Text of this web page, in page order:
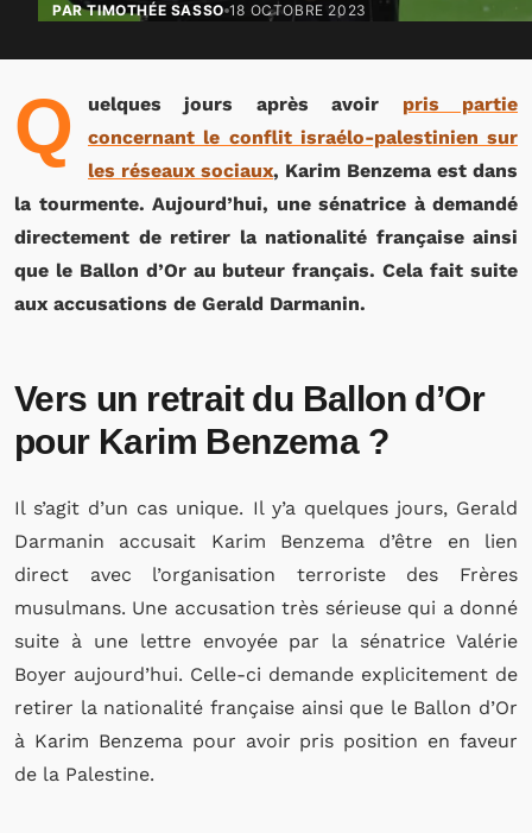
PAR TIMOTHÉE SASSO 18 OCTOBRE 2023
Q uelques jours après avoir pris partie
concernant le conflit israélo-palestinien sur
les réseaux sociaux, Karim Benzema est dans
la tourmente. Aujourd’hui, une sénatrice à demandé
directement de retirer la nationalité française ainsi
que le Ballon d’Or au buteur français. Cela fait suite
aux accusations de Gerald Darmanin.
Vers un retrait du Ballon d’Or
pour Karim Benzema ?
Il s’agit d’un cas unique. Il y’a quelques jours, Gerald
Darmanin accusait Karim Benzema d’être en lien
direct avec l’organisation terroriste des Frères
musulmans. Une accusation très sérieuse qui a donné
suite à une lettre envoyée par la sénatrice Valérie
Boyer aujourd’hui. Celle-ci demande explicitement de
retirer la nationalité française ainsi que le Ballon d’Or
à Karim Benzema pour avoir pris position en faveur
de la Palestine.